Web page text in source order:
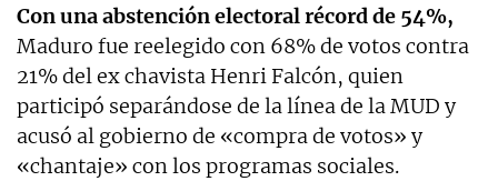
Con una abstención electoral récord de 54%,
Maduro fue reelegido con 68% de votos contra
21% del ex chavista Henri Falcón, quien
participó separándose de la línea de la MUD y
acusó al gobierno de «compra de votos» y
«chantaje» con los programas sociales.